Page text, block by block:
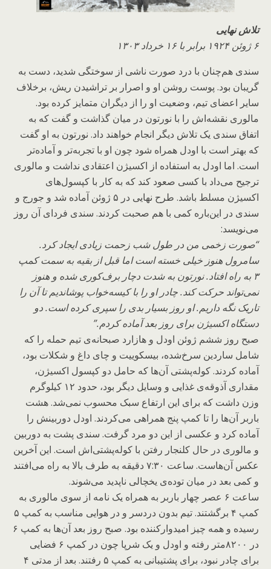
تلاش نهایی
۶ ژوئن ۱۹۲۴ برابر با ۱۶ خرداد ۱۳۰۳
سندی هم‌چنان با درد صورت ناشی از سوختگی شدید، دست به
گریبان بود. پوست روشن او و اصرار بر تراشیدن ریش، برخلاف
سایر اعضای تیم، وضعیت او را از دیگران متمایز کرده بود.
مالوری نقشه‌اش را با نورتون در میان گذاشت و گفت که به
اتفاق سندی یک تلاش دیگر انجام خواهند داد. نورتون به او گفت
که بهتر است با اودل همراه شود چون او با تجربه‌تر و آماده‌تر
است. اما اودل به استفاده از اکسیژن اعتقادی نداشت و مالوری
ترجیح می‌داد با کسی صعود کند که به کار با کپسول‌های
اکسیژن مسلط باشد. طرح نهایی در ۵ ژوئن آماده شد و جورج و
سندی در این‌باره کمی با هم صحبت کردند. سندی فردای آن روز
می‌نویسد:
“صورت زخمی من در طول شب زحمت زیادی ایجاد کرد.
سامرول هنوز خیلی خسته است اما قبل از بقیه به سمت کمپ
۳ به راه افتاد. نورتون به شدت دچار برف‌کوری شده و هنوز
نمی‌تواند حرکت کند. چادر او را با کیسه‌خواب پوشاندیم تا آن را
تاریک نگه داریم. او روز بسیار بدی را سپری کرده است. دو
دستگاه اکسیژن برای روز بعد آماده کردم.”
صبح روز ششم ژوئن اودل و هازارد صبحانه‌ی تیم حمله را که
شامل ساردین سرخ‌شده، بیسکوییت و چای داغ و شکلات بود،
آماده کردند. کوله‌پشتی آن‌ها که حامل دو کپسول اکسیژن،
مقداری آذوقه‌ی غذایی و وسایل دیگر بود، حدود ۱۲ کیلوگرم
وزن داشت که برای این ارتفاع سبک محسوب نمی‌شد. هشت
باربر آن‌ها را تا کمپ پنج همراهی می‌کردند. اودل دوربینش را
آماده کرد و عکسی از این دو مرد گرفت. سندی پشت به دوربین
و مالوری در حال کلنجار رفتن با کوله‌پشتی‌اش است. این آخرین
عکس آن‌هاست. ساعت ۷:۳۰ دقیقه به طرف بالا به راه می‌افتند
و کمی بعد در میان توده‌ی یخچالی ناپدید می‌شوند.
ساعت ۶ عصر چهار باربر به همراه یک نامه از سوی مالوری به
کمپ ۴ برگشتند. تیم بدون دردسر و در هوایی مناسب به کمپ ۵
رسیده و همه چیز امیدوارکننده بود. صبح روز بعد آن‌ها به کمپ ۶
در ۸۲۰۰متر رفته و اودل و یک شرپا چون در کمپ ۶ فضایی
برای چادر نبود، برای پشتیبانی به کمپ ۵ رفتند. بعد از مدتی ۴